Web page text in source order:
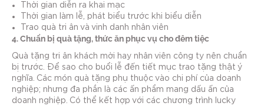
Thời gian diễn ra khai mạc
Thời gian làm lễ, phát biểu trước khi biểu diễn
Trao quà tri ân và vinh danh nhân viên
4. Chuẩn bị quà tặng, thức ăn phục vụ cho đêm tiệc
Quà tặng tri ân khách mời hay nhân viên công ty nên chuẩn
bị trước. Để sao cho buổi lễ đến tiết mục trao tặng thật ý
nghĩa. Các món quà tặng phụ thuộc vào chi phí của doanh
nghiệp; nhưng đa phần là các ấn phẩm mang dấu ấn của
doanh nghiệp. Có thể kết hợp với các chương trình lucky